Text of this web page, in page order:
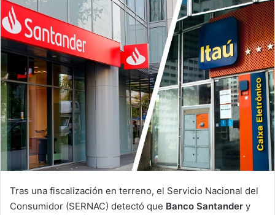
Tras una fiscalización en terreno, el Servicio Nacional del
Consumidor (SERNAC) detectó que Banco Santander y